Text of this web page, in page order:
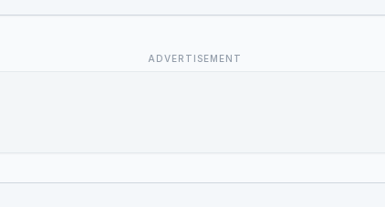
ADVERTISEMENT